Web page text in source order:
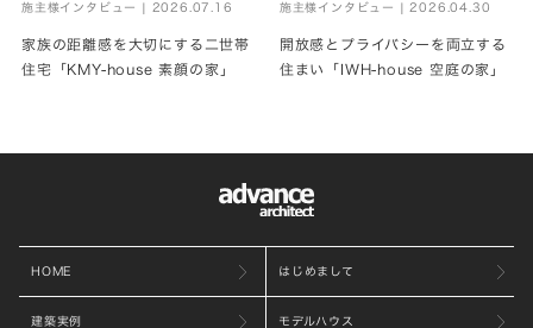
施主様インタビュー | 2026.07.16
家族の距離感を大切にする二世帯
住宅「KMY-house 素顔の家」
施主様インタビュー | 2026.04.30
開放感とプライバシーを両立する
住まい「IWH-house 空庭の家」
HOME はじめまして
建築実例 モデルハウス